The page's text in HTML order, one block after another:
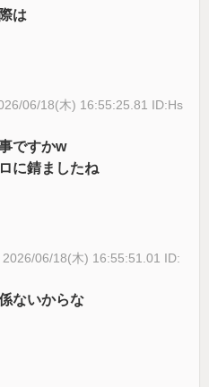
は
06/18(木) 16:55:25.81 ID:Hs
ですかw
に錆ましたね
2026/06/18(木) 16:55:51.01 ID:
ないからな